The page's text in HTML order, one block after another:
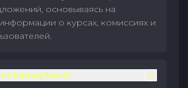
основываясь на
о курсах, комиссиях и
MoneySwap?